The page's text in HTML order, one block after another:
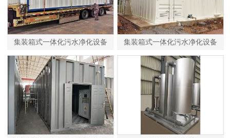
集装箱式一体化污水净化设备 集装箱式一体化污水净化设备